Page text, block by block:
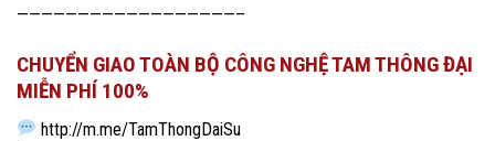
——————————————————–
CHUYỂN GIAO TOÀN BỘ CÔNG NGHỆ TAM THÔNG ĐẠI
MIỄN PHÍ 100%
http://m.me/TamThongDaiSu